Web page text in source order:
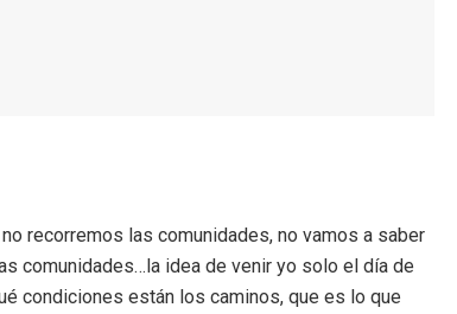
recorremos las comunidades, no vamos a saber
comunidades…la idea de venir yo solo el día de
condiciones están los caminos, que es lo que